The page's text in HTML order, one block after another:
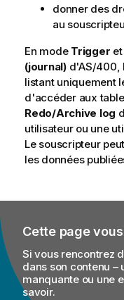
donner des
au
En mode Trigger
(journal)d'AS/400,
listant uniquement
d'accéder aux
Redo/Archive log
utilisateur ou une
Le souscripteur
les données
Cette page
Si vous rencontrez
dans son contenu –
manquante ou une
savoir.